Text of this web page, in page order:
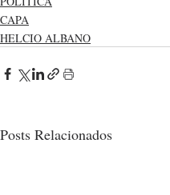
CAPA
HELCIO ALBANO
Posts Relacionados